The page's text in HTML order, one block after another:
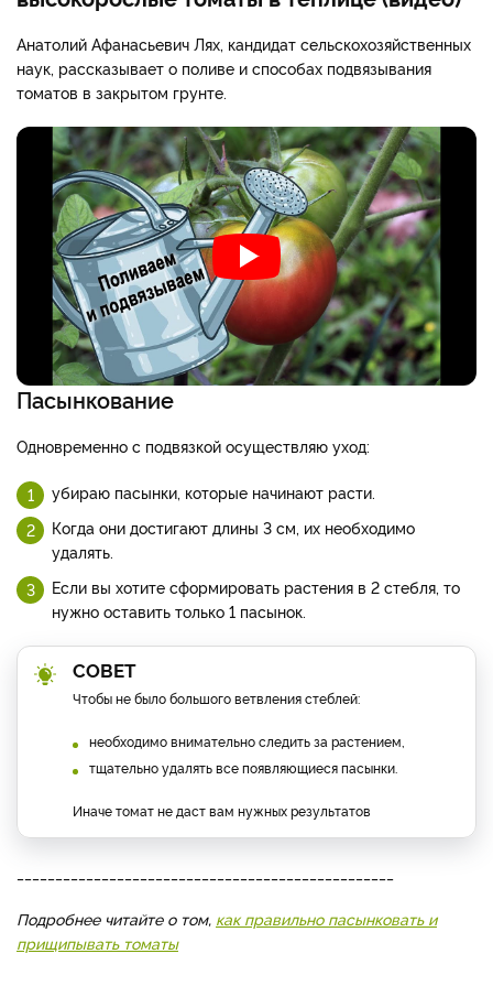
Анатолий Афанасьевич Лях, кандидат сельскохозяйственных
наук, рассказывает о поливе и способах подвязывания
томатов в закрытом грунте.
Пасынкование
Одновременно с подвязкой осуществляю уход:
убираю пасынки, которые начинают расти.
Когда они достигают длины 3 см, их необходимо
удалять.
Если вы хотите сформировать растения в 2 стебля, то
нужно оставить только 1 пасынок.
СОВЕТ
Чтобы не было большого ветвления стеблей:
необходимо внимательно следить за растением,
тщательно удалять все появляющиеся пасынки.
Иначе томат не даст вам нужных результатов
Подробнее читайте о том, как правильно пасынковать и
прищипывать томаты